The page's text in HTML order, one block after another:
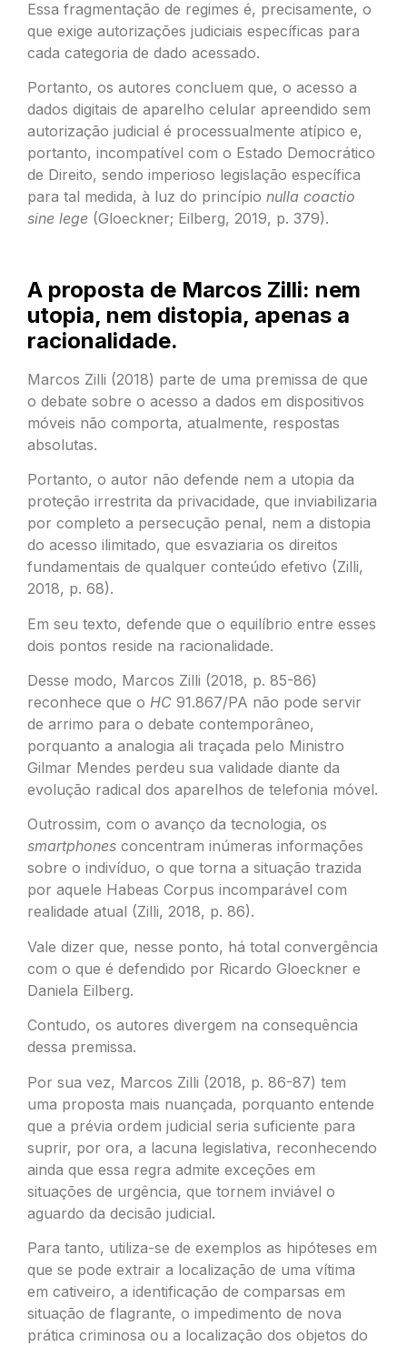
Essa fragmentação de regimes é, precisamente, o
que exige autorizações judiciais específicas para
cada categoria de dado acessado.
Portanto, os autores concluem que, o acesso a
dados digitais de aparelho celular apreendido sem
autorização judicial é processualmente atípico e,
portanto, incompatível com o Estado Democrático
de Direito, sendo imperioso legislação específica
para tal medida, à luz do princípio nulla coactio
sine lege (Gloeckner; Eilberg, 2019, p. 379).
A proposta de Marcos Zilli: nem
utopia, nem distopia, apenas a
racionalidade.
Marcos Zilli (2018) parte de uma premissa de que
o debate sobre o acesso a dados em dispositivos
móveis não comporta, atualmente, respostas
absolutas.
Portanto, o autor não defende nem a utopia da
proteção irrestrita da privacidade, que inviabilizaria
por completo a persecução penal, nem a distopia
do acesso ilimitado, que esvaziaria os direitos
fundamentais de qualquer conteúdo efetivo (Zilli,
2018, p. 68).
Em seu texto, defende que o equilíbrio entre esses
dois pontos reside na racionalidade.
Desse modo, Marcos Zilli (2018, p. 85-86)
reconhece que o HC 91.867/PA não pode servir
de arrimo para o debate contemporâneo,
porquanto a analogia ali traçada pelo Ministro
Gilmar Mendes perdeu sua validade diante da
evolução radical dos aparelhos de telefonia móvel.
Outrossim, com o avanço da tecnologia, os
smartphones concentram inúmeras informações
sobre o indivíduo, o que torna a situação trazida
por aquele Habeas Corpus incomparável com
realidade atual (Zilli, 2018, p. 86).
Vale dizer que, nesse ponto, há total convergência
com o que é defendido por Ricardo Gloeckner e
Daniela Eilberg.
Contudo, os autores divergem na consequência
dessa premissa.
Por sua vez, Marcos Zilli (2018, p. 86-87) tem
uma proposta mais nuançada, porquanto entende
que a prévia ordem judicial seria suficiente para
suprir, por ora, a lacuna legislativa, reconhecendo
ainda que essa regra admite exceções em
situações de urgência, que tornem inviável o
aguardo da decisão judicial.
Para tanto, utiliza-se de exemplos as hipóteses em
que se pode extrair a localização de uma vítima
em cativeiro, a identificação de comparsas em
situação de flagrante, o impedimento de nova
prática criminosa ou a localização dos objetos do